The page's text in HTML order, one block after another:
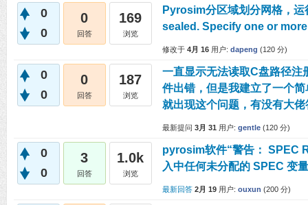
0
0
0
回答
169
浏览
Pyrosim分区域划分网格，
sealed. Specify one or
修改于 4月 16 用户: dapeng (120 分)
0
0
0
回答
187
浏览
一直显示无法读取C盘路径注
件出错，但是我建立了一个
就出现这个问题，有没有大
最新提问 3月 31 用户: gentle (120 分)
0
0
3
回答
1.0k
浏览
pyrosim软件“警告： SPEC
入中任何未分配的 SPEC 变
最新回答 2月 19 用户: ouxun (200 分)